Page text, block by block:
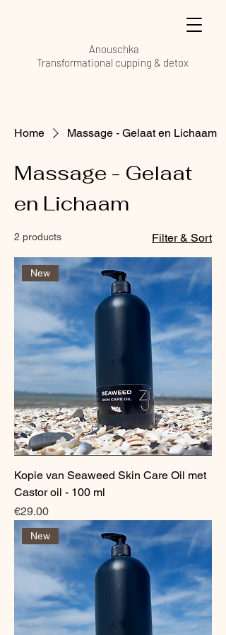
Anouschka
Transformational cupping & detox
Home Massage - Gelaat en Lichaam
Massage - Gelaat
en Lichaam
2 products Filter & Sort
New
Kopie van Seaweed Skin Care Oil met
Castor oil - 100 ml
Price
€29.00
New